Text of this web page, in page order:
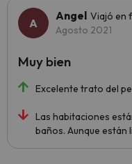
Angel Viajó en
Agosto 2021
Excelente trato del
Las habitaciones
baños. Aunque están
Muy bien